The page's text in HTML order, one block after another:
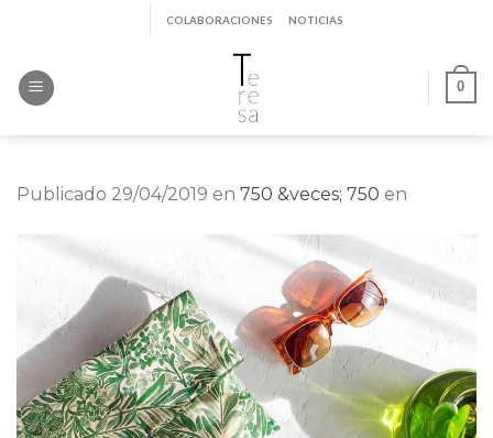
contenido
COLABORACIONES NOTICIAS
0
Publicado 29/04/2019 en 750 &veces; 750 en